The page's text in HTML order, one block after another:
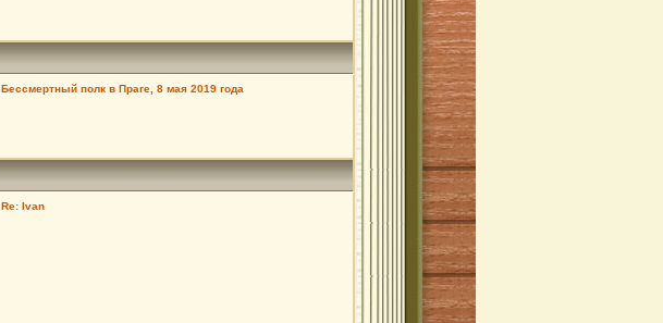
Бессмертный полк в Праге, 8 мая 2019 года
Re: Ivan